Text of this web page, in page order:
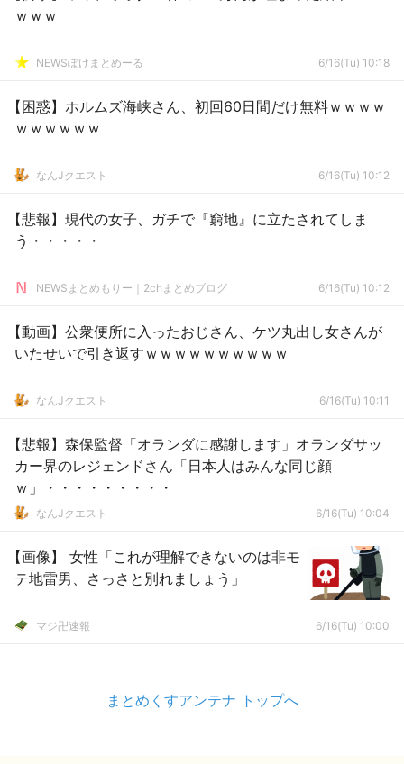
ｗｗｗ
NEWSぽけまとめーる 6/16(Tu) 10:18
【困惑】ホルムズ海峡さん、初回60日間だけ無料ｗｗｗｗ
ｗｗｗｗｗｗ
なんJクエスト 6/16(Tu) 10:12
【悲報】現代の女子、ガチで『窮地』に立たされてしま
う・・・・・
NEWSまとめもりー｜2chまとめブログ 6/16(Tu) 10:12
【動画】公衆便所に入ったおじさん、ケツ丸出し女さんが
いたせいで引き返すｗｗｗｗｗｗｗｗｗｗ
なんJクエスト 6/16(Tu) 10:11
【悲報】森保監督「オランダに感謝します」オランダサッ
カー界のレジェンドさん「日本人はみんな同じ顔
ｗ」・・・・・・・・・
なんJクエスト 6/16(Tu) 10:04
【画像】 女性「これが理解できないのは非モ
テ地雷男、さっさと別れましょう」
マジ卍速報 6/16(Tu) 10:00
まとめくすアンテナ トップへ